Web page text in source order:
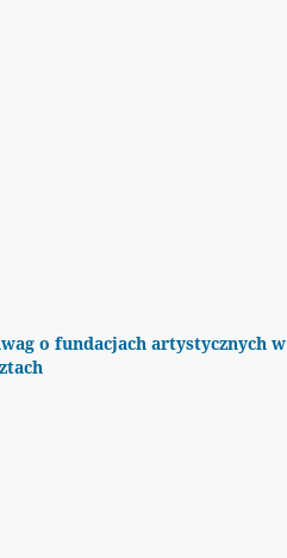
o fundacjach artystycznych w